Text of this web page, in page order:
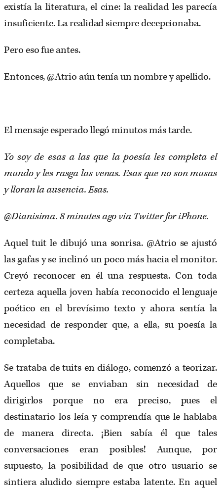
existía la literatura, el cine: la realidad les parecía
insuficiente. La realidad siempre decepcionaba.
Pero eso fue antes.
Entonces, @Atrio aún tenía un nombre y apellido.
El mensaje esperado llegó minutos más tarde.
Yo soy de esas a las que la poesía les completa el
mundo y les rasga las venas. Esas que no son musas
y lloran la ausencia. Esas.
@Dianisima. 8 minutes ago via Twitter for iPhone.
Aquel tuit le dibujó una sonrisa. @Atrio se ajustó
las gafas y se inclinó un poco más hacia el monitor.
Creyó reconocer en él una respuesta. Con toda
certeza aquella joven había reconocido el lenguaje
poético en el brevísimo texto y ahora sentía la
necesidad de responder que, a ella, su poesía la
completaba.
Se trataba de tuits en diálogo, comenzó a teorizar.
Aquellos que se enviaban sin necesidad de
dirigirlos porque no era preciso, pues el
destinatario los leía y comprendía que le hablaba
de manera directa. ¡Bien sabía él que tales
conversaciones eran posibles! Aunque, por
supuesto, la posibilidad de que otro usuario se
sintiera aludido siempre estaba latente. En aquel